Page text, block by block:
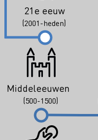
21e eeuw
(2001-heden)
Middeleeuwen
(500-1500)